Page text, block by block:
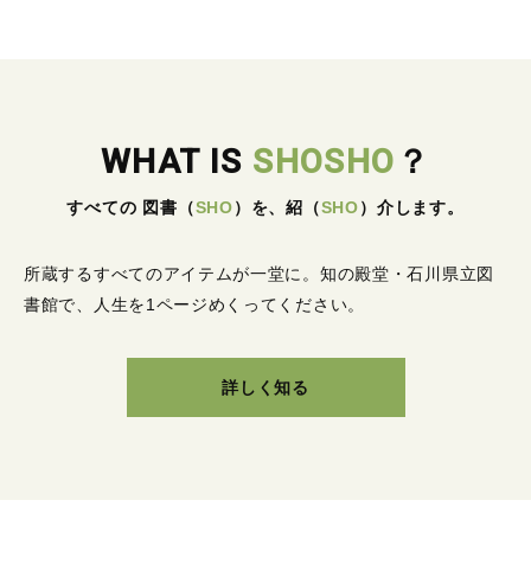
WHAT IS SHOSHO ？
すべての 図書 （SHO） を、紹 （SHO） 介します。
所蔵するすべてのアイテムが一堂に。 知の殿堂・石川県立図
書館で、人生を1ページめくってください。
詳しく知る